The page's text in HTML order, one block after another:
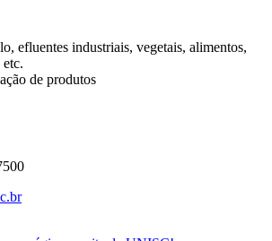
efluentes industriais, vegetais, alimentos,
de produtos